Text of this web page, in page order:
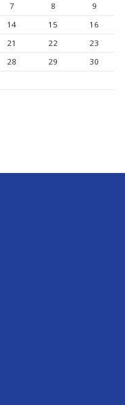
7 8
9
14 15
16
21 22
23
28 29
30